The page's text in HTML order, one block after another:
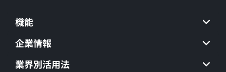
機能
企業情報
業界別活用法